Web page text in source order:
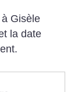
Gisèle
la date